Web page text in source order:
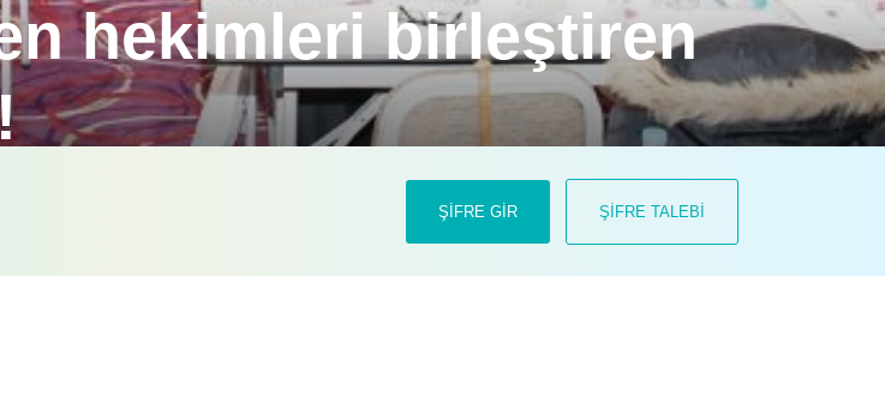
hekimleri birleştiren
ikincisini düzenledi. Katılımın yüksek olduğu seminerde,
ŞİFRE GİR ŞİFRE TALEBİ